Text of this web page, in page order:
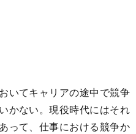
いてキャリアの途中で競争
かない。現役時代にはそれ
って、仕事における競争か